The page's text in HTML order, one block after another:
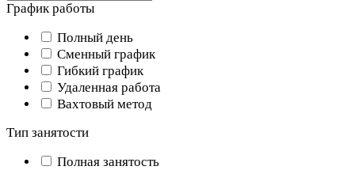
График работы
Полный день
Сменный график
Гибкий график
Удаленная работа
Вахтовый метод
Тип занятости
Полная занятость